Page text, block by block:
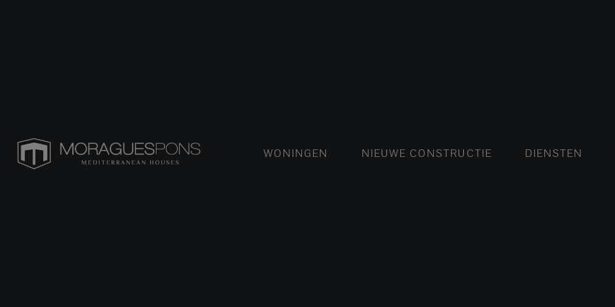
WONINGEN FLATS EN APPARTEMENTEN
HUIZEN EN VILLA'S LUXE
NIEUWE CONSTRUCTIENIEUWE FLATS EN
DIENSTEN